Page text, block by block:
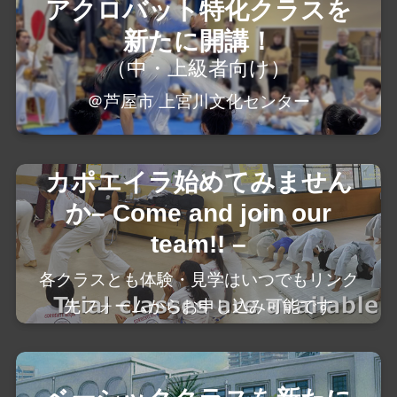
アクロバット特化クラスを
新たに開講！
（中・上級者向け）
＠芦屋市 上宮川文化センター
カポエイラ始めてみません
か– Come and join our
team!! –
各クラスとも体験・見学はいつでもリンク
先フォームからお申し込み可能です